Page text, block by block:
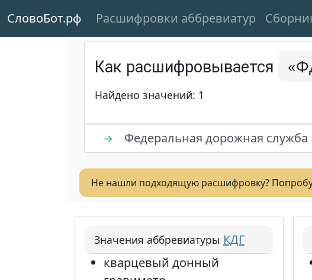
СловоБот.рф Расшифровки аббревиатур
Как расшифровывается
Найдено значений: 1
→ Федеральная дорожная
Не нашли подходящую расшифровку?
Значения аббревиатуры КДГ
кварцевый донный